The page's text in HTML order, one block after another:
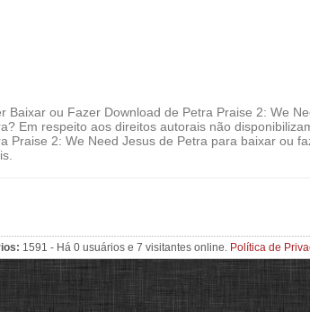
Baixar ou Fazer Download de Petra Praise 2: We
Em respeito aos direitos autorais não
Praise 2: We Need Jesus de Petra para baixar ou
1591 - Há 0 usuários e 7 visitantes online. Política de